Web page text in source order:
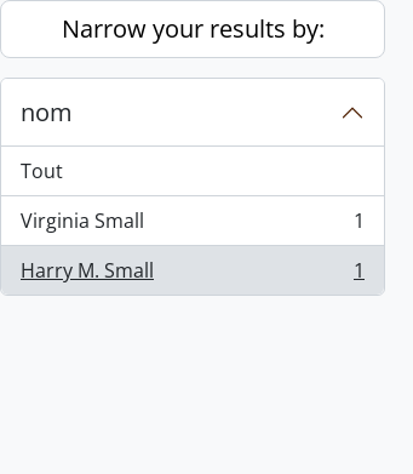
Skip to main content
Narrow your results by:
nom
Tout
Virginia Small
, 1 résultats
1
Harry M. Small
, 1 résultats 1